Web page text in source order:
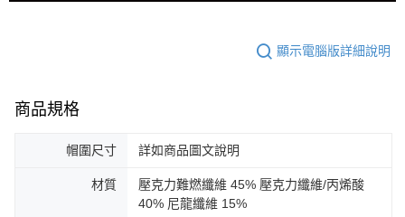
顯示電腦版詳細說明
商品規格
帽圍尺寸 詳如商品圖文說明
材質
壓克力難燃纖維 45% 壓克力纖維/丙烯酸
40% 尼龍纖維 15%